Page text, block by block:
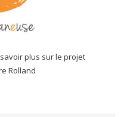
plus sur le projet
Rolland